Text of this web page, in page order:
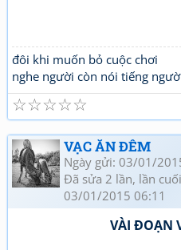
đôi khi muốn bỏ cuộc chơi
nghe người còn nói tiếng
☆
☆
☆
☆
☆
VẠC ĂN ĐÊM
Ngày gửi: 03/01/
Đã sửa 2 lần, lần
03/01/2015 06:11
VÀI ĐOẠN